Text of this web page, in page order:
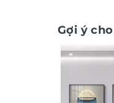
Gợi ý